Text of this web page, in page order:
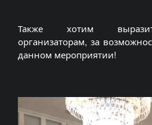
Также хотим
организаторам, за
данном мероприятии!